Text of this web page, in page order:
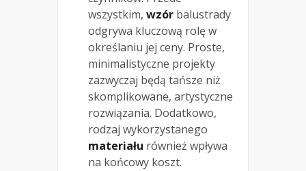
wszystkim, wzór balustrady
odgrywa kluczową rolę w
określaniu jej ceny. Proste,
minimalistyczne projekty
zazwyczaj będą tańsze niż
skomplikowane, artystyczne
rozwiązania. Dodatkowo,
rodzaj wykorzystanego
materiału również wpływa
na końcowy koszt.